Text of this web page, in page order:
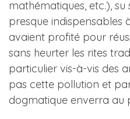
mathématiques, etc.),
presque indispensables
avaient profité pour
sans heurter les rites
particulier vis-à-vis des
pas cette pollution et
dogmatique enverra au